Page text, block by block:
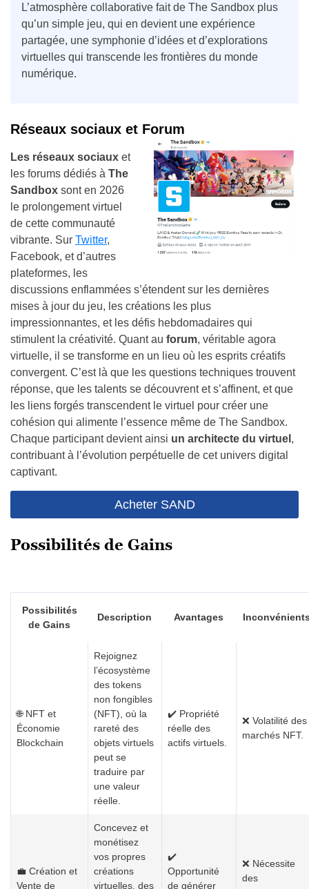
L’atmosphère collaborative fait de The Sandbox plus
qu’un simple jeu, qui en devient une expérience
partagée, une symphonie d’idées et d’explorations
virtuelles qui transcende les frontières du monde
numérique.
Réseaux sociaux et Forum
Les réseaux sociaux et
les forums dédiés à The
Sandbox sont en 2026
le prolongement virtuel
de cette communauté
vibrante. Sur Twitter,
Facebook, et d’autres
plateformes, les
discussions enflammées s’étendent sur les dernières
mises à jour du jeu, les créations les plus
impressionnantes, et les défis hebdomadaires qui
stimulent la créativité. Quant au forum, véritable agora
virtuelle, il se transforme en un lieu où les esprits créatifs
convergent. C’est là que les questions techniques trouvent
réponse, que les talents se découvrent et s’affinent, et que
les liens forgés transcendent le virtuel pour créer une
cohésion qui alimente l’essence même de The Sandbox.
Chaque participant devient ainsi un architecte du virtuel ,
contribuant à l’évolution perpétuelle de cet univers digital
captivant.
Acheter SAND
Possibilités de Gains
Possibilités
de Gains
Description Avantages
🌐 NFT et
Économie
Blockchain
Rejoignez
l’écosystème
des tokens
non fongibles
(NFT), où la
rareté des
objets virtuels
peut se
traduire par
une valeur
réelle.
✔️ Propriété
réelle des
actifs virtuels.
❌ Volatilité des
marchés NFT.
💼 Création et
Vente de
Concevez et
monétisez
vos propres
créations
virtuelles, des
✔️
Opportunité
de générer
❌ Nécessite
des